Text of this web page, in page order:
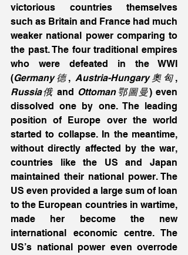
victorious countries themselves
such as Britain and France had much
weaker national power comparing to
the past. The four traditional empires
who were defeated in the WWI
(Germany德, Austria-Hungary奧匈
Russia俄 and Ottoman鄂圖曼) even
dissolved one by one. The leading
position of Europe over the world
started to collapse. In the meantime,
without directly affected by the war,
countries like the US and Japan
maintained their national power. The
US even provided a large sum of loan
to the European countries in wartime,
made her become the new
international economic centre. The
US’s national power even overrode